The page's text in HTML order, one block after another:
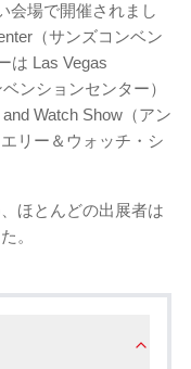
会場で開催されまし
（サンズコンベン
は Las Vegas
ンションセンター）
Watch Show（アン
リー＆ウォッチ・シ
ほとんどの出展者は
。